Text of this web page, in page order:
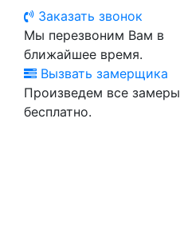
Заказать звонок
Мы перезвоним Вам в
ближайшее время.
Вызвать замерщика
Произведем все замеры
бесплатно.